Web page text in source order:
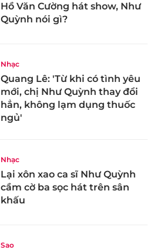
Hồ Văn Cường hát show, Như
Quỳnh nói gì?
Nhạc
Quang Lê: 'Từ khi có tình yêu
mới, chị Như Quỳnh thay đổi
hẳn, không lạm dụng thuốc
ngủ'
Nhạc
Lại xôn xao ca sĩ Như Quỳnh
cầm cờ ba sọc hát trên sân
khấu
Sao